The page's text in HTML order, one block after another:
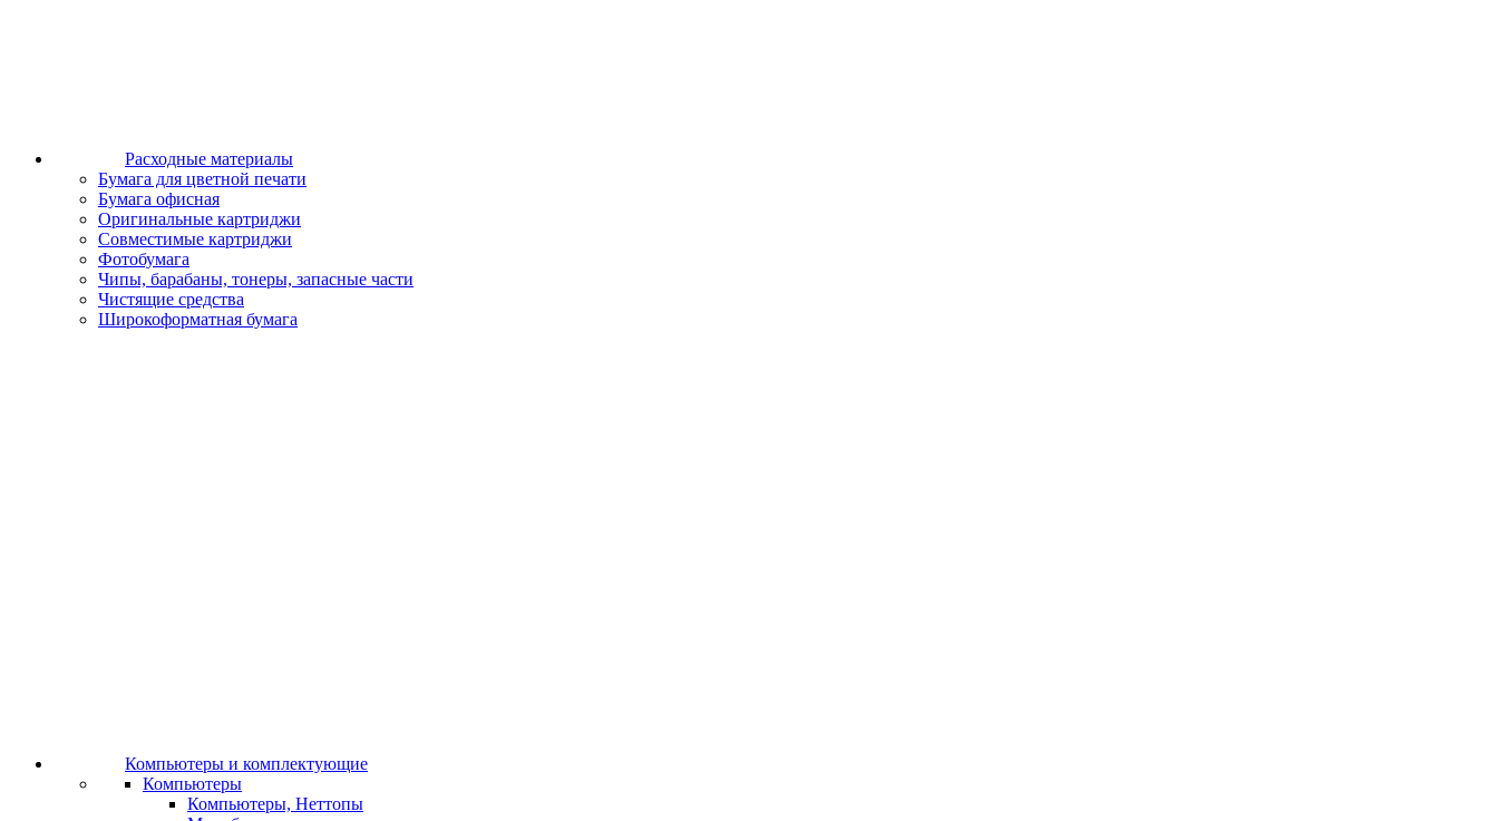
Расходные материалы
Бумага для цветной печати
Бумага офисная
Оригинальные картриджи
Совместимые картриджи
Фотобумага
Чипы, барабаны, тонеры, запасные части
Чистящие средства
Широкоформатная бумага
Компьютеры и комплектующие
Компьютеры
Компьютеры, Неттопы